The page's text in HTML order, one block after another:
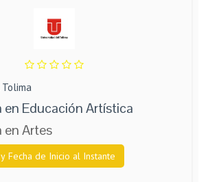
en Educación Artística
en Artes
Fecha de Inicio al Instante